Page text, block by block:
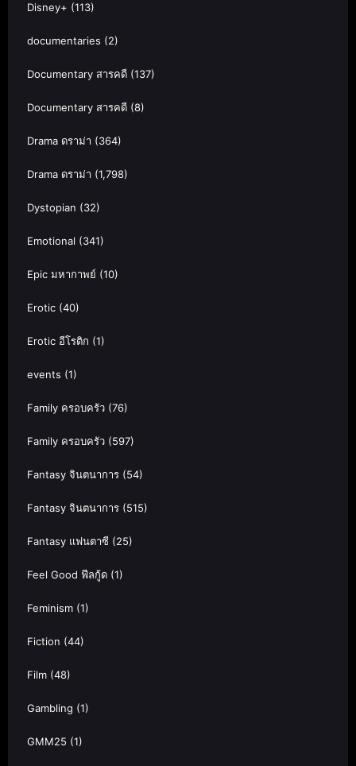
Disney+ (113)
documentaries (2)
Documentary สารคดี (137)
Documentary สารคดี (8)
Drama ดราม่า (364)
Drama ดราม่า (1,798)
Dystopian (32)
Emotional (341)
Epic มหากาพย์ (10)
Erotic (40)
Erotic อีโรติก (1)
events (1)
Family ครอบครัว (76)
Family ครอบครัว (597)
Fantasy จินตนาการ (54)
Fantasy จินตนาการ (515)
Fantasy แฟนตาซี (25)
Feel Good ฟีลกู้ด (1)
Feminism (1)
Fiction (44)
Film (48)
Gambling (1)
GMM25 (1)